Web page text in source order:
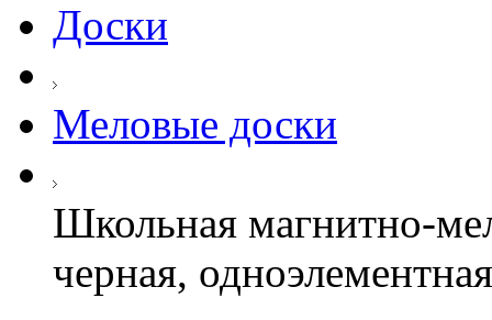
Доски
Меловые доски
Школьная магнитно-
черная,